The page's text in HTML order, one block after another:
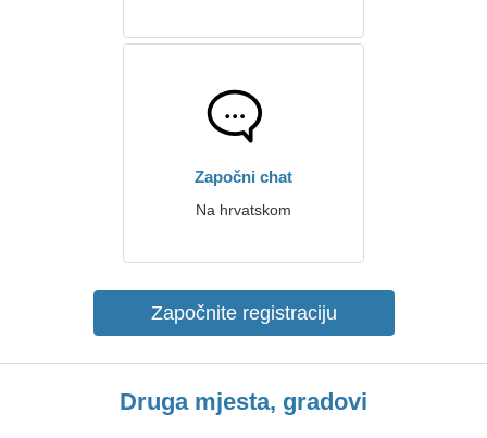
Započni chat
Na hrvatskom
Započnite registraciju
Druga mjesta, gradovi